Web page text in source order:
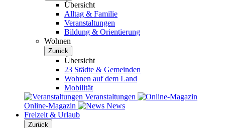
Übersicht
Alltag & Familie
Veranstaltungen
Bildung & Orientierung
Wohnen
Zurück
Übersicht
23 Städte & Gemeinden
Wohnen auf dem Land
Mobilität
Veranstaltungen
Online-Magazin
News
Freizeit & Urlaub
Zurück